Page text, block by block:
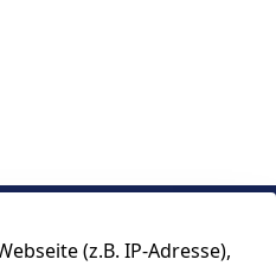
(z.B. IP-Adresse),